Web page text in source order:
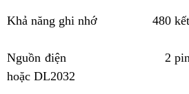
Khả năng ghi nhớ 480
Nguồn điện 2
hoặc DL2032